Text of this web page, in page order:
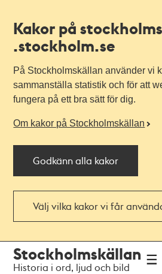
Kakor på
.stockholm.se
På Stockholmskällan använder vi
sammanställa statistik och för att
fungera på ett bra sätt för dig.
Om kakor på Stockholmskällan
Godkänn alla kakor
Välj vilka kakor vi får
navigationen
huvudinnehållet
Stockholmskällan
Historia i ord, ljud och bild